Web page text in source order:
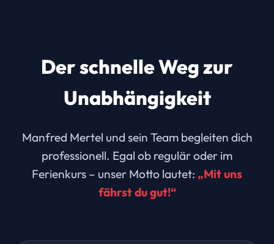
Der schnelle Weg zur
Unabhängigkeit
Manfred Mertel und sein Team begleiten dich
professionell. Egal ob regulär oder im
Ferienkurs – unser Motto lautet: „Mit uns
fährst du gut!“